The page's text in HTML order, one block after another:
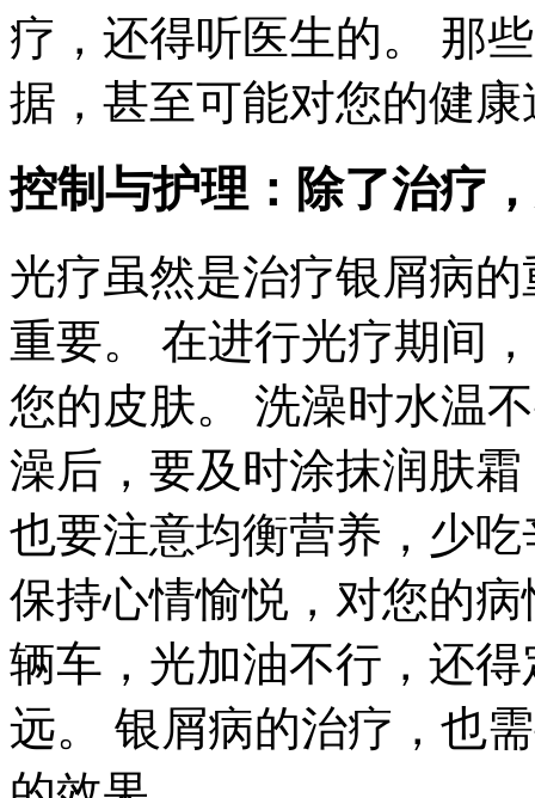
疗，还得听医生的。 那
据，甚至可能对您的健
控制与护理：除了治疗
光疗虽然是治疗银屑病
重要。 在进行光疗期间
您的皮肤。 洗澡时水温
澡后，要及时涂抹润肤
也要注意均衡营养，少
保持心情愉悦，对您的
辆车，光加油不行，还
远。 银屑病的治疗，也